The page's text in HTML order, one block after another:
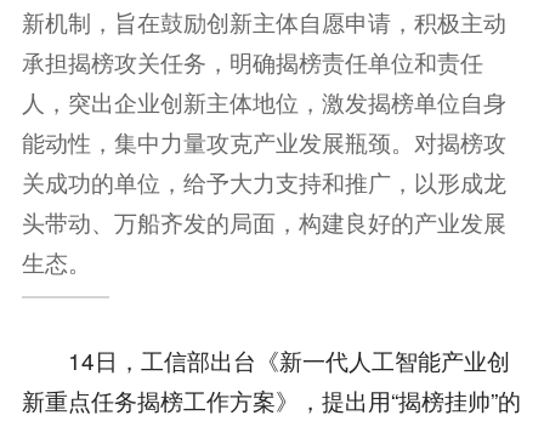
新机制，旨在鼓励创新主体自愿申请，积极主动
承担揭榜攻关任务，明确揭榜责任单位和责任
人，突出企业创新主体地位，激发揭榜单位自身
能动性，集中力量攻克产业发展瓶颈。对揭榜攻
关成功的单位，给予大力支持和推广，以形成龙
头带动、万船齐发的局面，构建良好的产业发展
生态。
14日，工信部出台《新一代人工智能产业创
新重点任务揭榜工作方案》，提出用“揭榜挂帅”的